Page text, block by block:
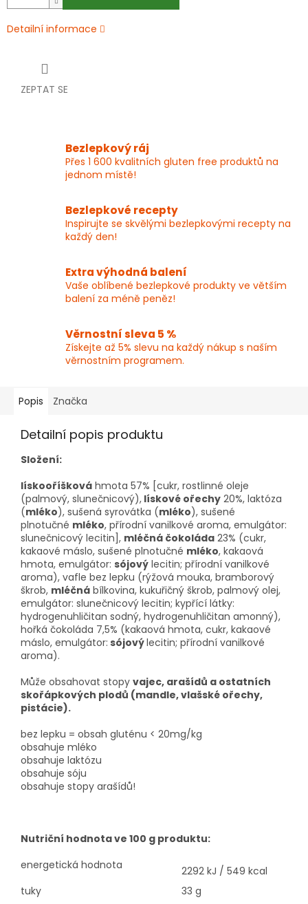
Detailní informace
ZEPTAT SE
Bezlepkový ráj
Přes 1 600 kvalitních gluten free produktů na
jednom místě!
Bezlepkové recepty
Inspirujte se skvělými bezlepkovými recepty na
každý den!
Extra výhodná balení
Vaše oblíbené bezlepkové produkty ve větším
balení za méně peněz!
Věrnostní sleva 5 %
Získejte až 5% slevu na každý nákup s naším
věrnostním programem.
Popis Značka
Detailní popis produktu
Složení:
lískooříšková hmota 57% [cukr, rostlinné oleje
(palmový, slunečnicový), lískové ořechy 20%, laktóza
(mléko), sušená syrovátka (mléko), sušené
plnotučné mléko, přírodní vanilkové aroma, emulgátor:
slunečnicový lecitin], mléčná čokoláda 23% (cukr,
kakaové máslo, sušené plnotučné mléko, kakaová
hmota, emulgátor: sójový lecitin; přírodní vanilkové
aroma), vafle bez lepku (rýžová mouka, bramborový
škrob, mléčná bílkovina, kukuřičný škrob, palmový olej,
emulgátor: slunečnicový lecitin; kypřící látky:
hydrogenuhličitan sodný, hydrogenuhličitan amonný),
hořká čokoláda 7,5% (kakaová hmota, cukr, kakaové
máslo, emulgátor: sójovýlecitin; přírodní vanilkové
aroma).
Může obsahovat stopy vajec, arašídů a ostatních
skořápkových plodů (mandle, vlašské ořechy,
pistácie).
bez lepku = obsah gluténu < 20mg/kg
obsahuje mléko
obsahuje laktózu
obsahuje sóju
obsahuje stopy arašídů!
Nutriční hodnota ve 100 g produktu:
energetická hodnota
2292 kJ / 549 kcal
tuky
33 g